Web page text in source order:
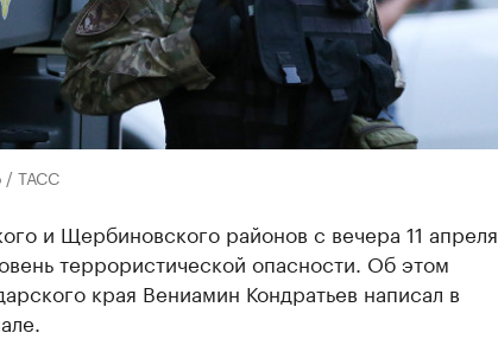
/ ТАСС
и Щербиновского районов с вечера 11 апреля
террористической опасности. Об этом
края Вениамин Кондратьев написал в